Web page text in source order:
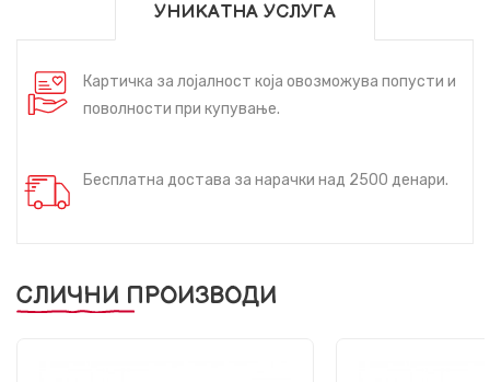
УНИКАТНА УСЛУГА
Картичка за лојалност која овозможува попусти и
поволности при купување.
Бесплатна достава за нарачки над 2500 денари.
СЛИЧНИ ПРОИЗВОДИ